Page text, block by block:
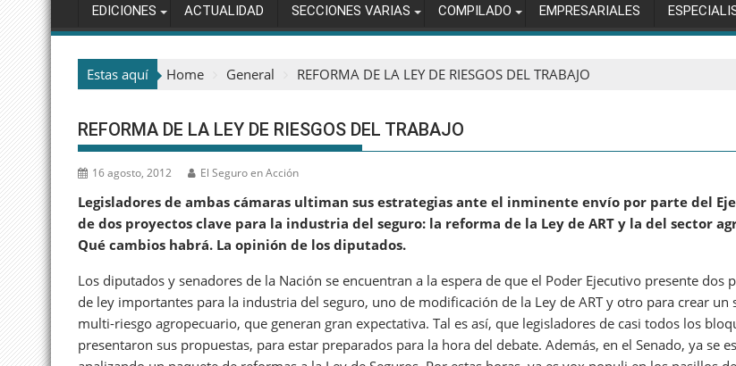
EDICIONES ACTUALIDAD SECCIONES VARIAS COMPILADO EMPRESARIALES
Estas aquí Home General REFORMA DE LA LEY DE RIESGOS DEL TRABAJO
REFORMA DE LA LEY DE RIESGOS DEL TRABAJO
16 agosto, 2012 El Seguro en Acción
Legisladores de ambas cámaras ultiman sus estrategias ante el inminente envío por parte del
de dos proyectos clave para la industria del seguro: la reforma de la Ley de ART y la del sector
Qué cambios habrá. La opinión de los diputados.
Los diputados y senadores de la Nación se encuentran a la espera de que el Poder Ejecutivo presente dos
de ley importantes para la industria del seguro, uno de modificación de la Ley de ART y otro para crear un
multi-riesgo agropecuario, que generan gran expectativa. Tal es así, que legisladores de casi todos los
presentaron sus propuestas, para estar preparados para la hora del debate. Además, en el Senado, ya se